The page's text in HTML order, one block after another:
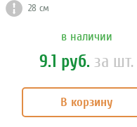
28 см
в наличии
9.1 руб. за шт.
В корзину